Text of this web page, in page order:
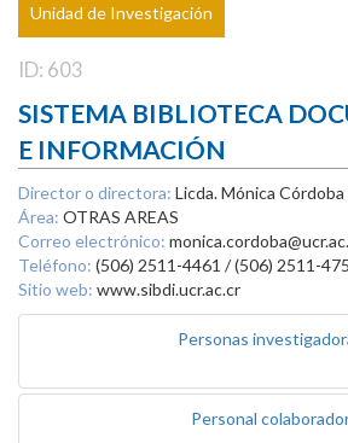
Unidad de Investigación
ID: 603
SISTEMA BIBLIOTECA
E INFORMACIÓN
Director o directora: Licda. Mónica Córdoba
Área: OTRAS AREAS
Correo electrónico:
Teléfono: (506) 2511-4461 / (506) 2511-
Sitio web: www.sibdi.ucr.ac.cr
Personas
Personal